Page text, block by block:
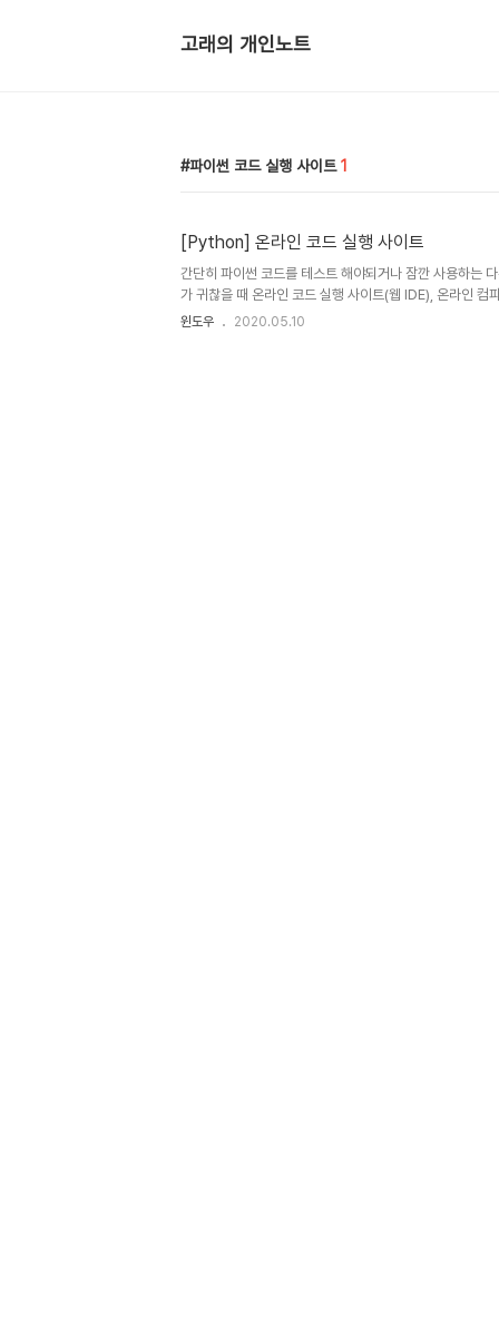
고래의 개인노트
파이썬 코드 실행 사이트 1
[Python] 온라인 코드 실행 사이트
간단히 파이썬 코드를 테스트 해야되거나 잠깐 사용하는
가 귀찮을 때 온라인 코드 실행 사이트(웹 IDE), 온라인 컴
는 잠깐 사용해본곳 중 괜찮았던 파이썬 코드 실행 사이트
용해야 하는 경우 회원가입 하시는 것을 추천 드립니다. 파
윈도우 2020.05.10